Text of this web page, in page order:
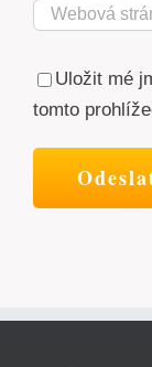
Uložit mé
tomto